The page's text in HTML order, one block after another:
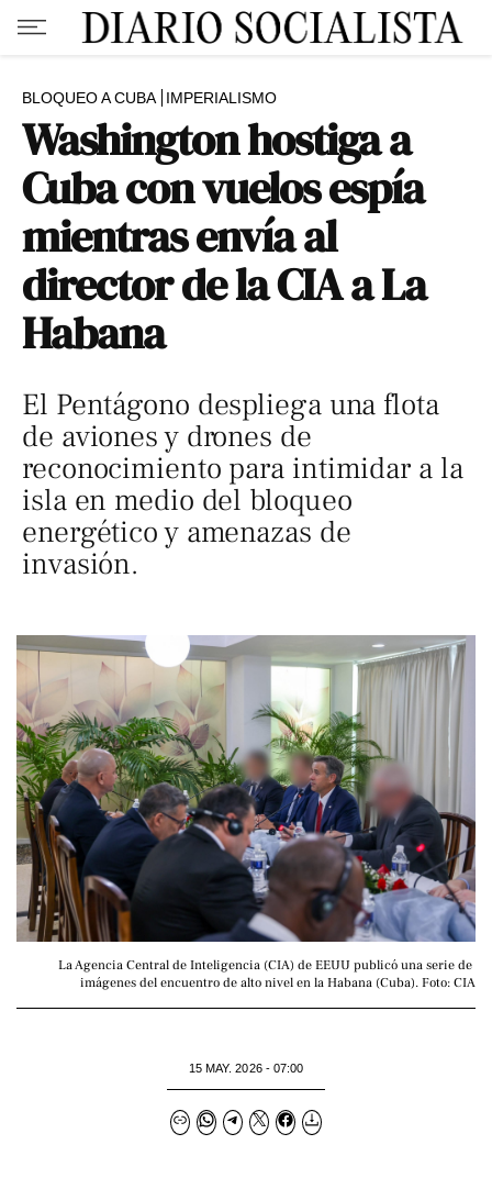
BLOQUEO A CUBA IMPERIALISMO
Washington hostiga a
Cuba con vuelos espía
mientras envía al
director de la CIA a La
Habana
El Pentágono despliega una flota
de aviones y drones de
reconocimiento para intimidar a la
isla en medio del bloqueo
energético y amenazas de
invasión.
La Agencia Central de Inteligencia (CIA) de EEUU publicó una serie de
imágenes del encuentro de alto nivel en la Habana (Cuba). Foto: CIA
15 MAY. 2026 - 07:00